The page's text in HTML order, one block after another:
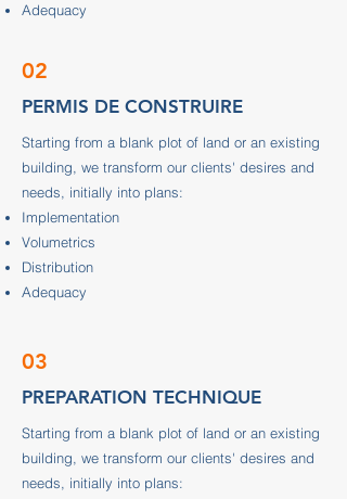
Adequacy
02
PERMIS DE CONSTRUIRE
Starting from a blank plot of land or an existing
building, we transform our clients' desires and
needs, initially into plans:
Implementation
Volumetrics
Distribution
Adequacy
03
PREPARATION TECHNIQUE
Starting from a blank plot of land or an existing
building, we transform our clients' desires and
needs, initially into plans: